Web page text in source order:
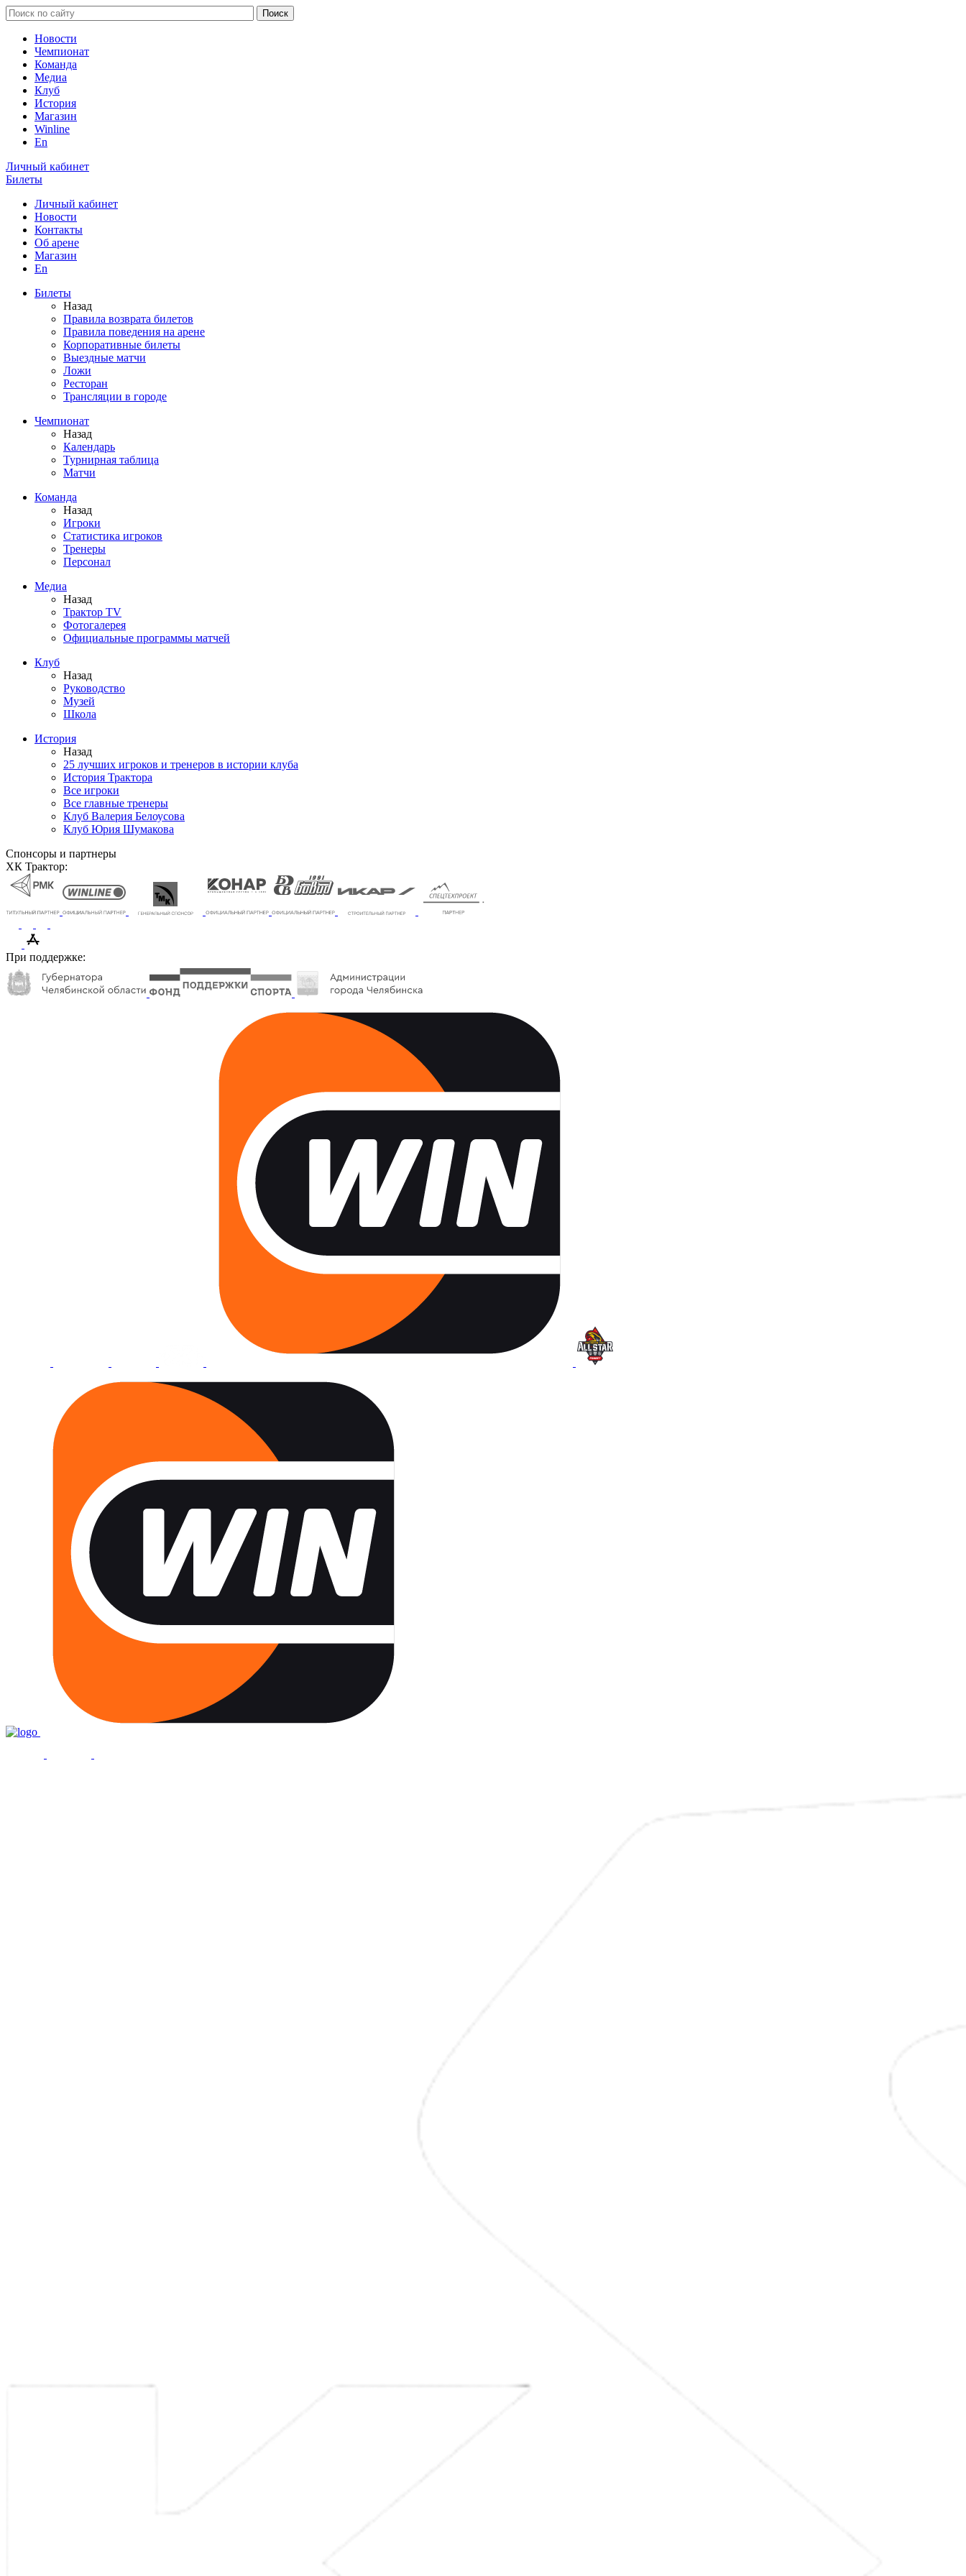
Новости
Чемпионат
Команда
Медиа
Клуб
История
Магазин
Winline
En
Личный кабинет
Билеты
Личный кабинет
Новости
Контакты
Об арене
Магазин
En
Билеты
Назад
Правила возврата билетов
Правила поведения на арене
Корпоративные билеты
Выездные матчи
Ложи
Ресторан
Трансляции в городе
Чемпионат
Назад
Календарь
Турнирная таблица
Матчи
Команда
Назад
Игроки
Статистика игроков
Тренеры
Персонал
Медиа
Назад
Трактор TV
Фотогалерея
Официальные программы матчей
Клуб
Назад
Руководство
Музей
Школа
История
Назад
25 лучших игроков и тренеров в истории клуба
История Трактора
Все игроки
Все главные тренеры
Клуб Валерия Белоусова
Клуб Юрия Шумакова
Спонсоры и партнеры
ХК Трактор:
При поддержке: